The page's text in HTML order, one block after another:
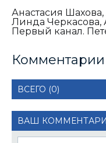
Анастасия
Линда Черкасова,
Первый канал.
Комментарии
ВСЕГО (0)
ВАШ